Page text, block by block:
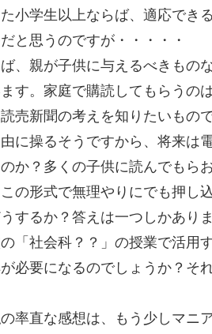
小学生以上ならば、適応でき
と思うのですが・・・・・
、親が子供に与えるべきもの
す。家庭で購読してもらうの
売新聞の考えを知りたいもので
に操るそうですから、将来は
か？多くの子供に読んでもら
の形式で無理やりにでも押し
するか？答えは一つしかあり
「社会科？？」の授業で活用
必要になるのでしょうか？そ
率直な感想は、もう少しマニ